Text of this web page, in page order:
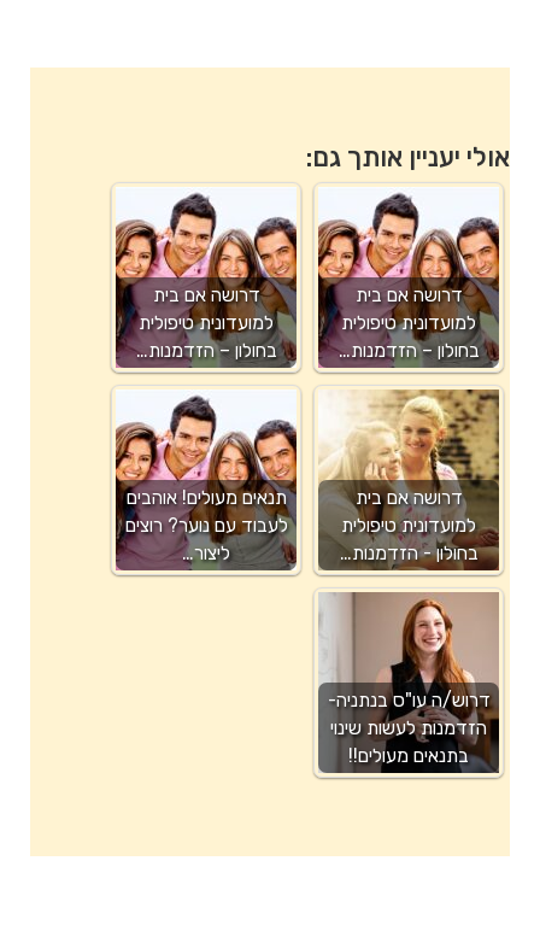
אולי יעניין אותך גם:
דרושה אם בית
למועדונית טיפולית
בחולון – הזדמנות…
דרושה אם בית
למועדונית טיפולית
בחולון – הזדמנות…
דרושה אם בית
למועדונית טיפולית
בחולון - הזדמנות…
תנאים מעולים! אוהבים
לעבוד עם נוער? רוצים
ליצור…
דרוש/ה עו"ס בנתניה-
הזדמנות לעשות שינוי
בתנאים מעולים!!